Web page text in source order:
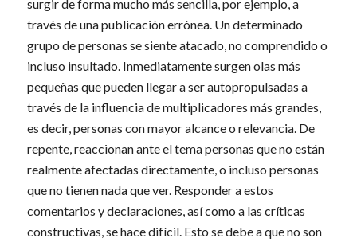
surgir de forma mucho más sencilla, por ejemplo, a
través de una publicación errónea. Un determinado
grupo de personas se siente atacado, no comprendido o
incluso insultado. Inmediatamente surgen olas más
pequeñas que pueden llegar a ser autopropulsadas a
través de la influencia de multiplicadores más grandes,
es decir, personas con mayor alcance o relevancia. De
repente, reaccionan ante el tema personas que no están
realmente afectadas directamente, o incluso personas
que no tienen nada que ver. Responder a estos
comentarios y declaraciones, así como a las críticas
constructivas, se hace difícil. Esto se debe a que no son